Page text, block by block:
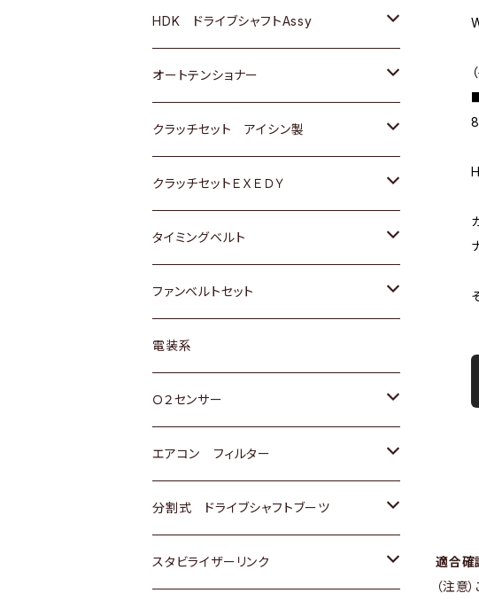
適合確
（注意
ＢＥＮＺ
スバル
三菱
スバル
マツダ
三菱
スバル
マツダ
三菱
スバル
日産
いすゞ
ダイハツ
マツダ
三菱
スバル
日野
ＢＭＷ
GOLF
ＷＡＧＥＮ
アストロ（シボレー）
クライスラー
ＢＭＷ
ＷＡＧＥＮ
ＶＯＬＶＯ
トヨタ
ホンダ
スズキ
日産
ダイハツ
マツダ
三菱
スバル
HDK ドライブシャフトAssy
スズキ
ダイハツ
日産
ホンダ
マツダ
オートテンショナー
トヨタ
クラッチセット アイシン製
ホンダ
スズキ
ダイハツ
マツダ
三菱
スバル
クラッチセットＥＸＥＤＹ
ホンダ
スズキ
日産
ダイハツ
マツダ
三菱
スバル
タイミングベルト
トヨタ
スズキ
ダイハツ
三菱
スバル
ファンベルトセット
トヨタ
ホンダ
スズキ
日産
いすゞ
電装系
Ｏ２センサー
トヨタ
ホンダ
スズキ
エアコン フィルター
トヨタ
ホンダ
分割式 ドライブシャフトブーツ
トヨタ
スタビライザーリンク